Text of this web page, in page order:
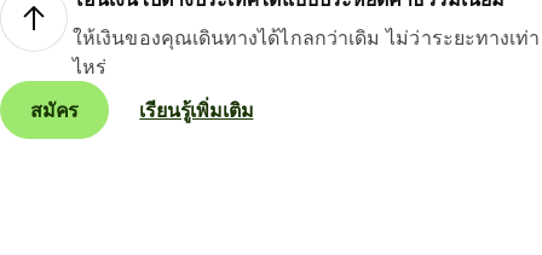
ให้เงินของคุณเดินทางได้ไกลกว่าเดิม ไม่ว่าระยะทางเท่า
ไหร่
สมัคร
เรียนรู้เพิ่มเติม